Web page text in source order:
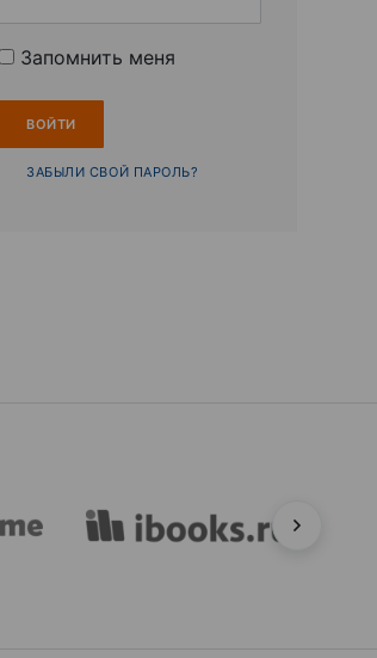
Запомнить меня
ЗАБЫЛИ СВОЙ ПАРОЛЬ?